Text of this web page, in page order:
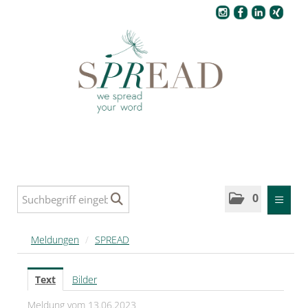
0
MELDUNGEN
SPREAD
SPREAD Medleys für Deutschland
Meldungen / SPREAD
Text
Bilder
Meldung vom 13.06.2023